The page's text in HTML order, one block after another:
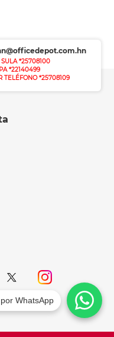
*25708100
*22140499
TELÉFONO *25708109
WhatsApp